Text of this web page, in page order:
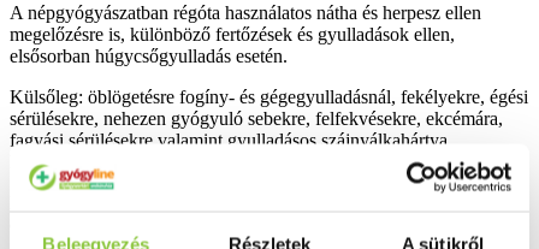
Beleegyezés Részletek A sütikről
A népgyógyászatban régóta használatos nátha és herpesz ellen
megelőzésre is, különböző fertőzések és gyulladások ellen,
elsősorban húgycsőgyulladás esetén.
Külsőleg: öblögetésre fogíny- és gégegyulladásnál, fekélyekre, égési
sérülésekre, nehezen gyógyuló sebekre, felfekvésekre, ekcémára,
fagyási sérülésekre valamint gyulladásos szájnyálkahártya
kezelésére ajánlott.